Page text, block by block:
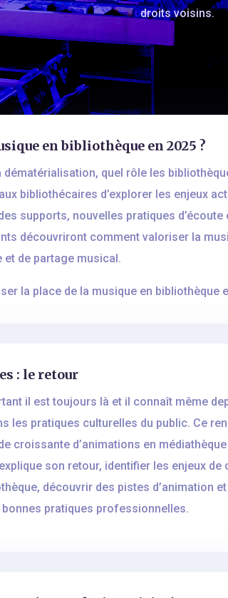
droits voisins.
en bibliothèque en 2025 ?
dématérialisation, quel rôle les
bibliothécaires d’explorer les enjeux
supports, nouvelles pratiques
découvriront comment valoriser la
et de partage musical.
la place de la musique en bibliothèque
: le retour
il est toujours là et il connaît même
les pratiques culturelles du public. Ce
croissante d’animations en
son retour, identifier les enjeux
découvrir des pistes d’animation
bonnes pratiques professionnelles.